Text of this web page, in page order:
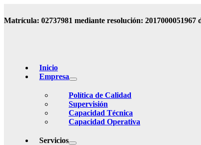
Matrícula: 02737981 mediante resolución:
Inicio
Empresa
Política de Calidad
Supervisión
Capacidad Técnica
Capacidad Operativa
Servicios